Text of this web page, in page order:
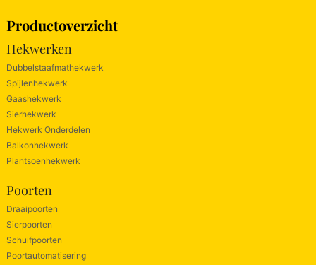
Productoverzicht
Hekwerken
Dubbelstaafmathekwerk
Spijlenhekwerk
Gaashekwerk
Sierhekwerk
Hekwerk Onderdelen
Balkonhekwerk
Plantsoenhekwerk
Poorten
Draaipoorten
Sierpoorten
Schuifpoorten
Poortautomatisering